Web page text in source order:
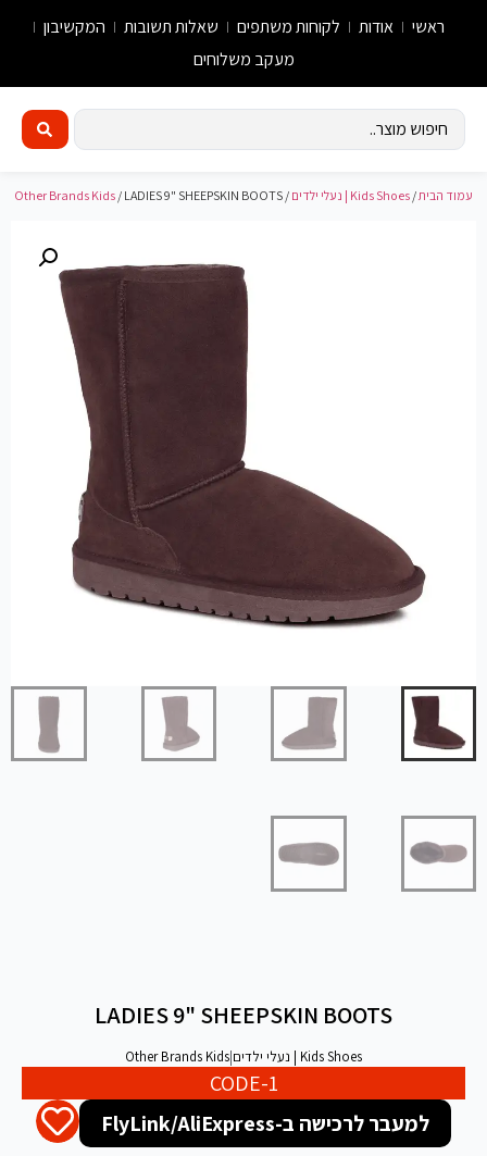
ראשי אודות לקוחות משתפים שאלות תשובות
המקשיבון
מעקב משלוחים
עמוד הבית/ Kids Shoes | נעלי ילדים /
Other Brands Kids / LADIES 9" SHEEPSKIN BOOTS
LADIES 9" SHEEPSKIN BOOTS
Kids Shoes | נעלי ילדים |
Other Brands Kids
CODE-1
למעבר לרכישה ב-FlyLink/AliExpress